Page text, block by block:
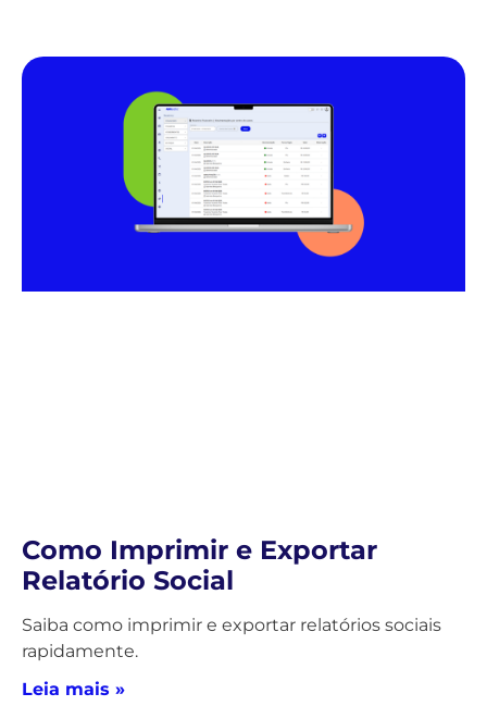
Como Imprimir e Exportar
Relatório Social
Saiba como imprimir e exportar relatórios sociais
rapidamente.
Leia mais »